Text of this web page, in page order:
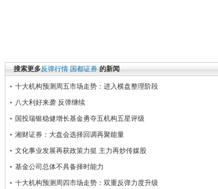
搜索更多反弹行情 国都证券 的新闻
十大机构预测周五市场走势：进入横盘整理阶段
八大利好来袭 反弹继续
国投瑞银稳健增长基金勇夺五机构五星评级
湘财证券：大盘会选择回调再聚能量
文化事业发展再获政策力挺 主力再炒传媒股
基金公司总体不具备择时能力
十大机构预测周四市场走势：双重反弹力度升级